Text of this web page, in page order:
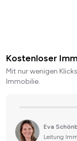
Kostenloser
Mit nur wenigen
Immobilie.